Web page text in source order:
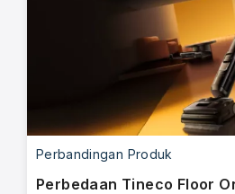
Perbandingan Produk
Perbedaan Tineco Floor